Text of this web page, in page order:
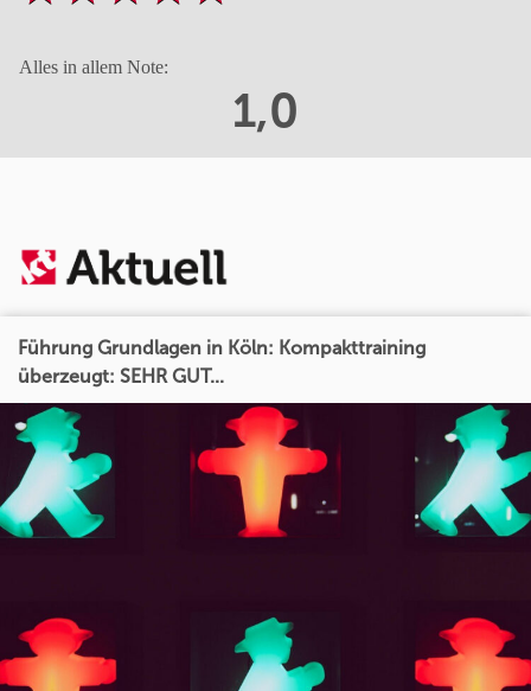
Alles in allem Note:
1,0
Führung Grundlagen in Köln: Kompakttraining
überzeugt: SEHR GUT...